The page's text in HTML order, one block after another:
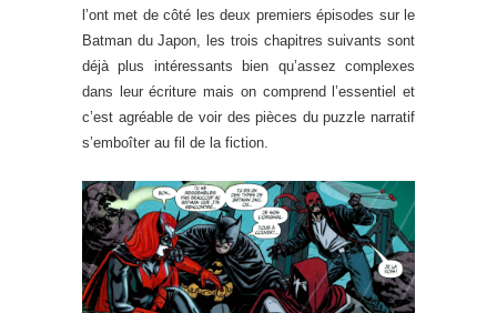
l’ont met de côté les deux premiers épisodes sur le
Batman du Japon, les trois chapitres suivants sont
déjà plus intéressants bien qu’assez complexes
dans leur écriture mais on comprend l’essentiel et
c’est agréable de voir des pièces du puzzle narratif
s’emboîter au fil de la fiction.